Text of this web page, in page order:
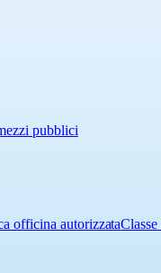
pubblici
officina autorizzata